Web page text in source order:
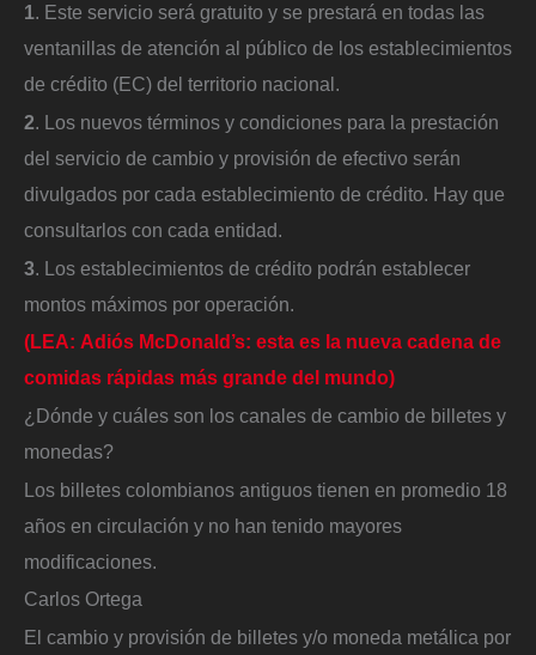
1. Este servicio será gratuito y se prestará en todas las
ventanillas de atención al público de los establecimientos
de crédito (EC) del territorio nacional.
2. Los nuevos términos y condiciones para la prestación
del servicio de cambio y provisión de efectivo serán
divulgados por cada establecimiento de crédito. Hay que
consultarlos con cada entidad.
3. Los establecimientos de crédito podrán establecer
montos máximos por operación.
(LEA: Adiós McDonald’s: esta es la nueva cadena de
comidas rápidas más grande del mundo)
¿Dónde y cuáles son los canales de cambio de billetes y
monedas?
Los billetes colombianos antiguos tienen en promedio 18
años en circulación y no han tenido mayores
modificaciones.
Carlos Ortega
El cambio y provisión de billetes y/o moneda metálica por